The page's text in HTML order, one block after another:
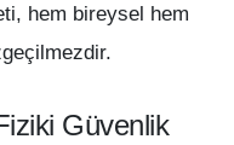
hem bireysel hem
Güvenlik